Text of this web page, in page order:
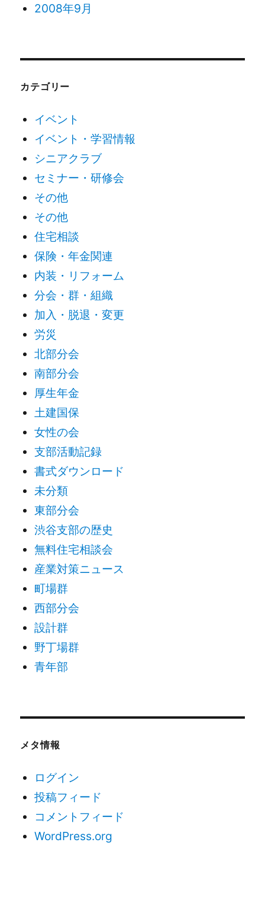
2008年9月
カテゴリー
イベント
イベント・学習情報
シニアクラブ
セミナー・研修会
その他
その他
住宅相談
保険・年金関連
内装・リフォーム
分会・群・組織
加入・脱退・変更
労災
北部分会
南部分会
厚生年金
土建国保
女性の会
支部活動記録
書式ダウンロード
未分類
東部分会
渋谷支部の歴史
無料住宅相談会
産業対策ニュース
町場群
西部分会
設計群
野丁場群
青年部
メタ情報
ログイン
投稿フィード
コメントフィード
WordPress.org